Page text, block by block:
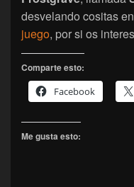
desvelando cositas en
juego, por si os
Comparte esto:
Facebook
Me gusta esto: